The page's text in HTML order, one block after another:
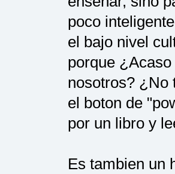
poco
el bajo nivel
porque
nosotros? ¿No
el boton de
por un libro y
Es tambien un